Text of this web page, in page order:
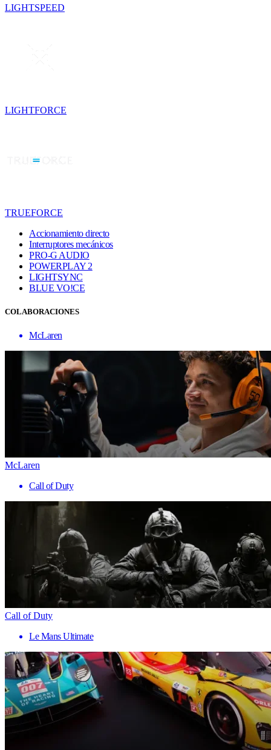
LIGHTSPEED
LIGHTFORCE
TRUEFORCE
Accionamiento directo
Interruptores mecánicos
PRO-G AUDIO
POWERPLAY 2
LIGHTSYNC
BLUE VO!CE
COLABORACIONES
McLaren
McLaren
Call of Duty
Call of Duty
Le Mans Ultimate